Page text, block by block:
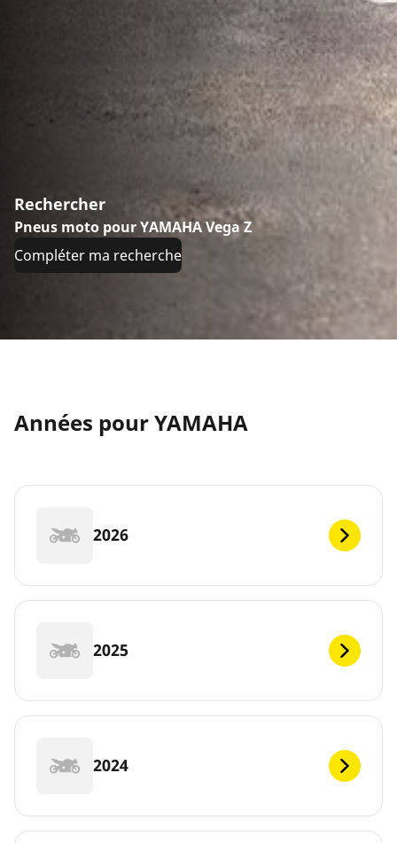
Rechercher
Pneus moto pour YAMAHA Vega Z
Compléter ma recherche
Années pour YAMAHA
2026
2025
2024